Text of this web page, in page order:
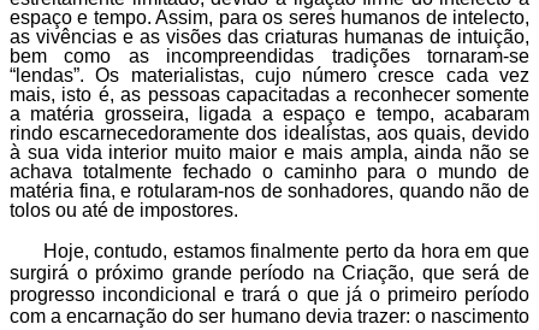
espaço e tempo. Assim, para os seres humanos de intelecto,
as vivências e as visões das criaturas humanas de intuição,
bem como as incompreendidas tradições tornaram-se
“lendas”. Os materialistas, cujo número cresce cada vez
mais, isto é, as pessoas capacitadas a reconhecer somente
a matéria grosseira, ligada a espaço e tempo, acabaram
rindo escarnecedoramente dos idealistas, aos quais, devido
à sua vida interior muito maior e mais ampla, ainda não se
achava totalmente fechado o caminho para o mundo de
matéria fina, e rotularam-nos de sonhadores, quando não de
tolos ou até de impostores.
Hoje, contudo, estamos finalmente perto da hora em que
surgirá o próximo grande período na Criação, que será de
progresso incondicional e trará o que já o primeiro período
com a encarnação do ser humano devia trazer: o nascimento